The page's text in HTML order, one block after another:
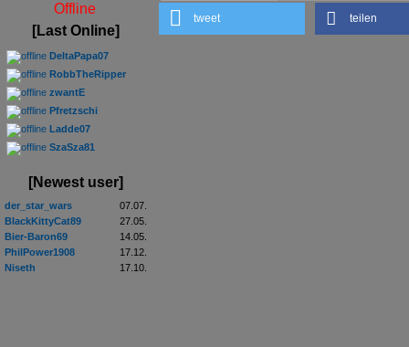
Offline
[Last Online]
DeltaPapa07
RobbTheRipper
zwantE
Pfretzschi
Ladde07
SzaSza81
[Newest user]
der_star_wars
07.07.
BlackKittyCat89
27.05.
Bier-Baron69
14.05.
PhilPower1908
17.12.
Niseth
17.10.
tweet teilen